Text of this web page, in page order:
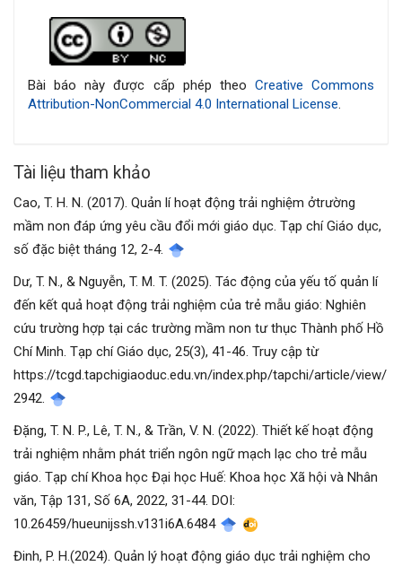
bài
Bài báo này được cấp phép theo Creative Commons
Attribution-NonCommercial 4.0 International License.
Tài liệu tham khảo
Cao, T. H. N. (2017). Quản lí hoạt động trải nghiệm ởtrường
mầm non đáp ứng yêu cầu đổi mới giáo dục. Tạp chí Giáo dục,
số đặc biệt tháng 12, 2-4.
Dư, T. N., & Nguyễn, T. M. T. (2025). Tác động của yếu tố quản lí
đến kết quả hoạt động trải nghiệm của trẻ mẫu giáo: Nghiên
cứu trường hợp tại các trường mầm non tư thục Thành phố Hồ
Chí Minh. Tạp chí Giáo dục, 25(3), 41-46. Truy cập từ
https://tcgd.tapchigiaoduc.edu.vn/index.php/tapchi/article/view/
2942.
Đặng, T. N. P., Lê, T. N., & Trần, V. N. (2022). Thiết kế hoạt động
trải nghiệm nhằm phát triển ngôn ngữ mạch lạc cho trẻ mẫu
giáo. Tạp chí Khoa học Đại học Huế: Khoa học Xã hội và Nhân
văn, Tập 131, Số 6A, 2022, 31-44. DOI:
10.26459/hueunijssh.v131i6A.6484
Đinh, P. H.(2024). Quản lý hoạt động giáo dục trải nghiệm cho